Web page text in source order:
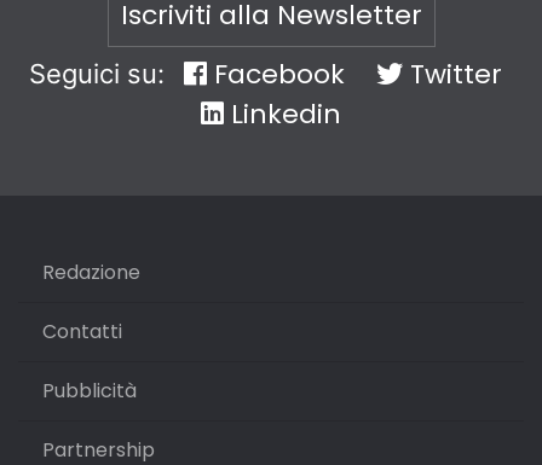
Iscriviti alla Newsletter
Seguici su: Facebook
Twitter
Linkedin
Redazione
Contatti
Pubblicità
Partnership